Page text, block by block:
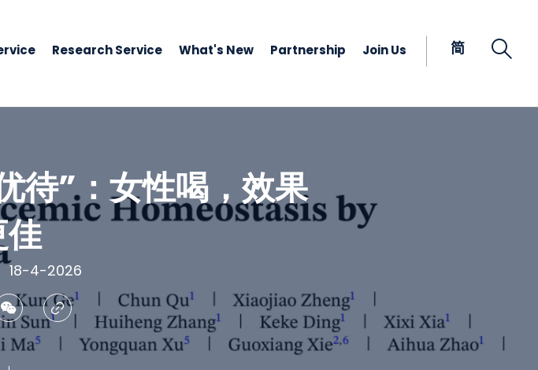
Research Service What's New Partnership Join Us 简
待”：女性喝，效果
18-4-2026
WeChatCopy Link